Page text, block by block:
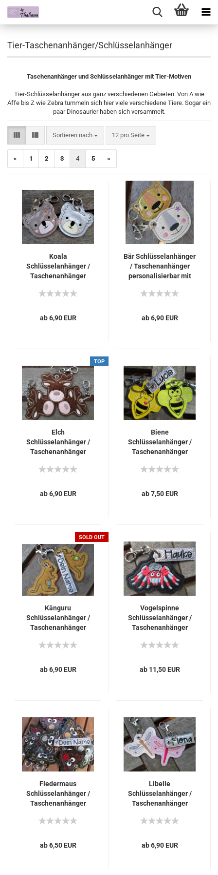
Tier-Taschenanhänger/Schlüsselanhänger
Taschenanhänger und Schlüsselanhänger mit Tier-Motiven
Tier-Schlüsselanhänger aus ganz verschiedenen Gebieten. Von A wie
Affe bis Z wie Zebra tummeln sich hier viele verschiedene Tiere. Sogar ein
paar Dinosaurier haben sich versammelt.
Sortieren nach
Sortieren nach 12 pro Seite
pro Seite
« 1 2 3 4 5 »
Koala
Schlüsselanhänger /
Taschenanhänger
Name
ab 6,90 EUR
Bär Schlüsselanhänger
/ Taschenanhänger
personalisierbar mit
ab 6,90 EUR
TOP
Elch
Schlüsselanhänger /
Taschenanhänger
Name
ab 6,90 EUR
Biene
Schlüsselanhänger /
Taschenanhänger
Name
ab 7,50 EUR
SOLD OUT
Känguru
Schlüsselanhänger /
Taschenanhänger
Name
ab 6,90 EUR
Vogelspinne
Schlüsselanhänger /
Taschenanhänger
Name
ab 11,50 EUR
Fledermaus
Schlüsselanhänger /
Taschenanhänger
Name
ab 6,50 EUR
Libelle
Schlüsselanhänger /
Taschenanhänger
Name
ab 6,90 EUR